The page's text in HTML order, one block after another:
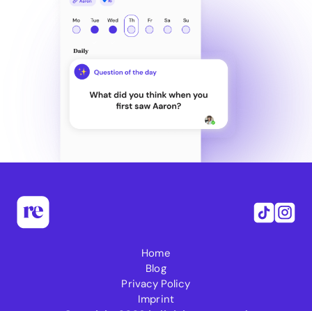
Home
Blog
Privacy Policy
Imprint